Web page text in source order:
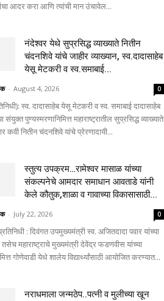
आदर करा आणि त्यांची मान उंचावेल...
नंदेश्वर येथे सुप्रसिद्ध व्याख्याते नितीन
चंदनशिवे यांचे जाहीर व्याख्यान, स्व.दादासाहेब
येसू मेटकरी व स्व.समाबाई...
- August 4, 2026 0
स्व. दादासाहेब येसू मेटकरी व स्व. समाबाई दादासाहेब
संयुक्त पुण्यस्मरणानिमित्त महाराष्ट्रातील सुप्रसिद्ध व्याख्याते
कवी नितीन चंदनशिवे यांचे प्रेरणादायी...
स्तुत्य उपक्रम…रामेश्वर मासाळ यांच्या
संकल्पनेचे आमदार समाधान आवताडे यांनी
केले कौतुक,शाळा व गावाच्या विकासासाठी...
- July 22, 2026 0
: दिवंगत उपमुख्यमंत्री स्व. अजितदादा पवार यांच्या
तसेच महाराष्ट्राचे मुख्यमंत्री देवेंद्र फडणवीस यांच्या
गोणेवाडी येथे शालेय विद्यार्थ्यांसाठी आयोजित करण्यात...
नराधमाला जन्मठेप..पत्नी व मुलीच्या खून